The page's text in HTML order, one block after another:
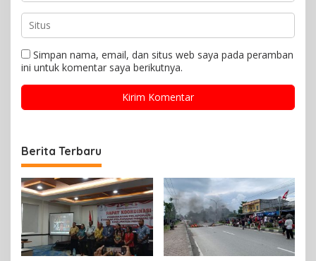
Simpan nama, email, dan situs web saya pada peramban
ini untuk komentar saya berikutnya.
Berita Terbaru